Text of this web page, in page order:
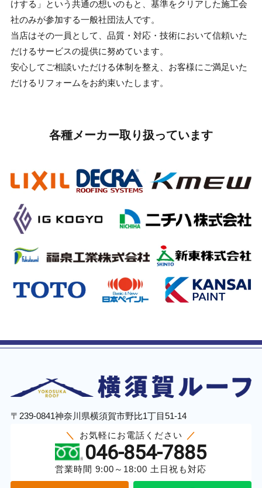
けする」という共通の想いのもと、基準をクリアした施工会
社のみが参加する一般社団法人です。
当店はその一員として、品質・対応・技術において信頼いた
だけるサービスの提供に努めています。
安心してご相談いただける体制を整え、お客様にご満足いた
だけるリフォームをお約束いたします。
各種メーカー取り扱っています
〒239-0841神奈川県横須賀市野比1丁目51-14
お気軽にお電話ください
046-854-7885
営業時間 9:00～18:00 土日祝も対応